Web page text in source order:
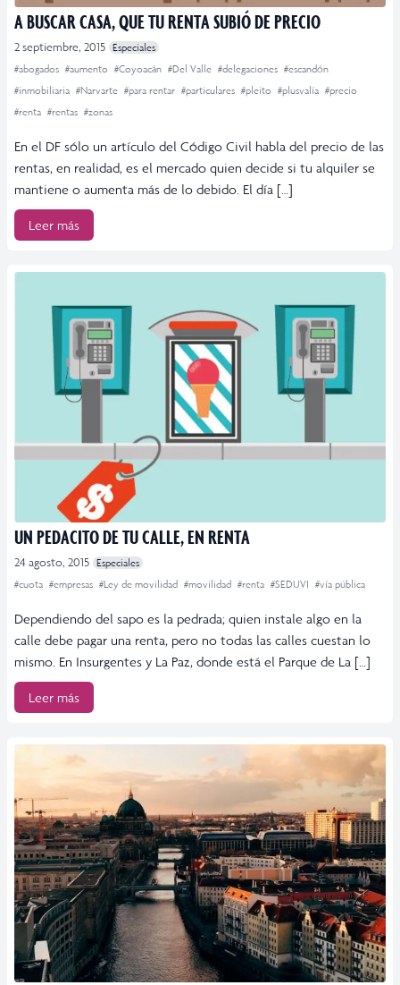
A BUSCAR CASA, QUE TU RENTA SUBIÓ DE PRECIO
2 septiembre, 2015 Especiales
#abogados #aumento #Coyoacán #Del Valle #delegaciones #escandón
#inmobiliaria #Narvarte #para rentar #particulares #pleito #plusvalía #precio
#renta #rentas #zonas
En el DF sólo un artículo del Código Civil habla del precio de las
rentas, en realidad, es el mercado quien decide si tu alquiler se
mantiene o aumenta más de lo debido. El día […]
Leer más
UN PEDACITO DE TU CALLE, EN RENTA
24 agosto, 2015 Especiales
#cuota #empresas #Ley de movilidad #movilidad #renta #SEDUVI #vía pública
Dependiendo del sapo es la pedrada; quien instale algo en la
calle debe pagar una renta, pero no todas las calles cuestan lo
mismo. En Insurgentes y La Paz, donde está el Parque de La […]
Leer más